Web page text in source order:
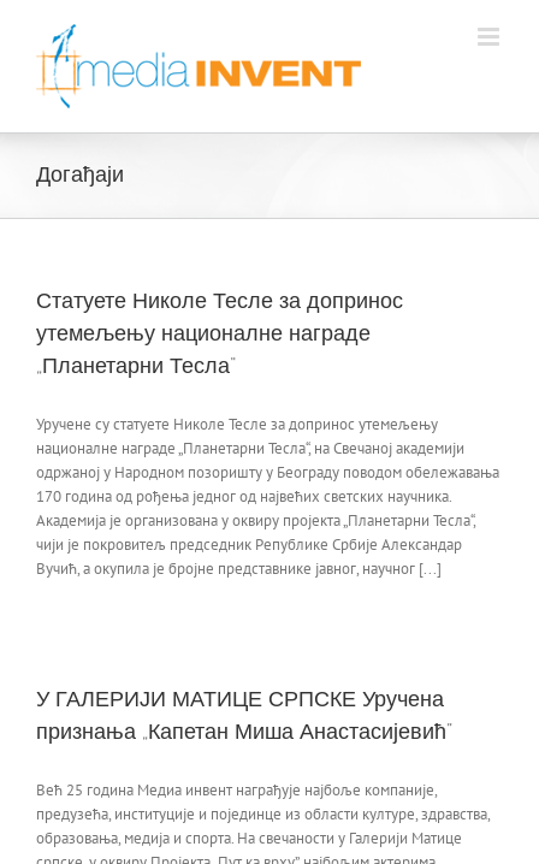
content
Догађаји
Статуете Николе Тесле за допринос
утемељењу националне награде
„Планетарни Тесла“
Уручене су статуете Николе Тесле за допринос утемељењу
националне награде „Планетарни Тесла“, на Свечаној академији
одржаној у Народном позоришту у Београду поводом обележавања
170 година од рођења једног од највећих светских научника.
Академија је организована у оквиру пројекта „Планетарни Тесла“,
чији је покровитељ председник Републике Србије Александар
Вучић, а окупила је бројне представнике јавног, научног [...]
У ГАЛЕРИЈИ МАТИЦЕ СРПСКЕ Уручена
признања „Капетан Миша Анастасијевић”
Већ 25 година Медиа инвент награђује најбоље компаније,
предузећа, институције и појединце из области културе, здравства,
образовања, медија и спорта. На свечаности у Галерији Матице